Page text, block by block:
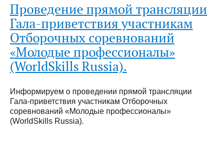
Проведение прямой трансляции
Гала-приветствия участникам
Отборочных соревнований
«Молодые профессионалы»
(WorldSkills Russia).
Информируем о проведении прямой трансляции
Гала-приветствия участникам Отборочных
соревнований «Молодые профессионалы»
(WorldSkills Russia).